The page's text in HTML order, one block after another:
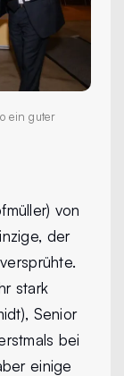
ein guter
von
der
stark
Senior
bei
einige